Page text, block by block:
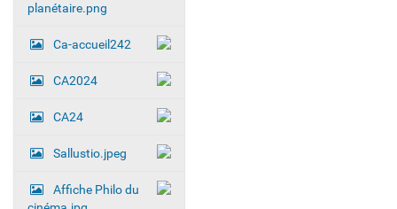
planétaire.png
Ca-accueil242
CA2024
CA24
Sallustio.jpeg
Affiche Philo du